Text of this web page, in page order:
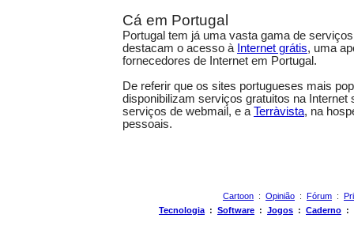
Cá em Portugal
Portugal tem já uma vasta gama de
destacam o acesso à Internet grátis, uma
fornecedores de Internet em Portugal.
De referir que os sites portugueses mais
disponibilizam serviços gratuitos na Internet
serviços de webmail, e a Terràvista, na
pessoais.
Cartoon : Opinião : Fórum :
Tecnologia : Software : Jogos : Caderno :